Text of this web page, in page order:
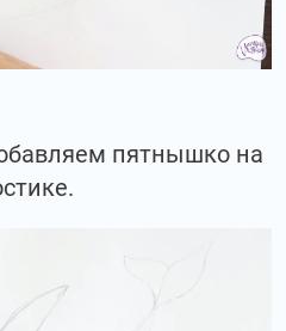
пятнышко на